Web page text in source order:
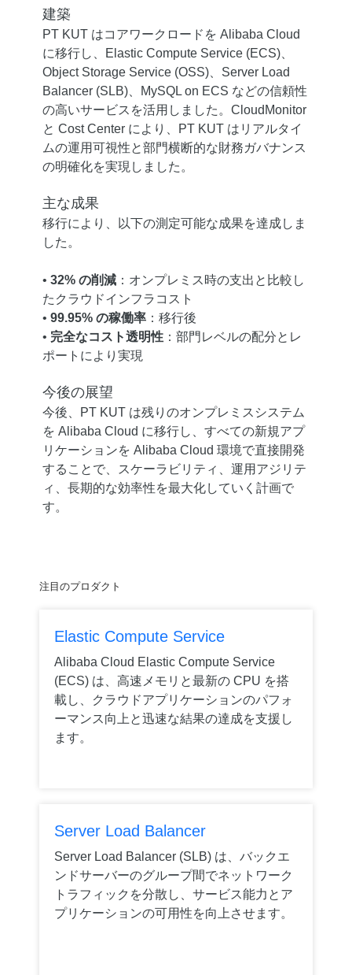
建築
PT KUT はコアワークロードを Alibaba Cloud
に移行し、Elastic Compute Service (ECS)、
Object Storage Service (OSS)、Server Load
Balancer (SLB)、MySQL on ECS などの信頼性
の高いサービスを活用しました。CloudMonitor
と Cost Center により、PT KUT はリアルタイ
ムの運用可視性と部門横断的な財務ガバナンス
の明確化を実現しました。
主な成果
移行により、以下の測定可能な成果を達成しま
した。
• 32% の削減：オンプレミス時の支出と比較し
たクラウドインフラコスト
• 99.95% の稼働率：移行後
• 完全なコスト透明性：部門レベルの配分とレ
ポートにより実現
今後の展望
今後、PT KUT は残りのオンプレミスシステム
を Alibaba Cloud に移行し、すべての新規アプ
リケーションを Alibaba Cloud 環境で直接開発
することで、スケーラビリティ、運用アジリテ
ィ、長期的な効率性を最大化していく計画で
す。
注目のプロダクト
Elastic Compute Service
Alibaba Cloud Elastic Compute Service
(ECS) は、高速メモリと最新の CPU を搭
載し、クラウドアプリケーションのパフォ
ーマンス向上と迅速な結果の達成を支援し
ます。
Server Load Balancer
Server Load Balancer (SLB) は、バックエ
ンドサーバーのグループ間でネットワーク
トラフィックを分散し、サービス能力とア
プリケーションの可用性を向上させます。